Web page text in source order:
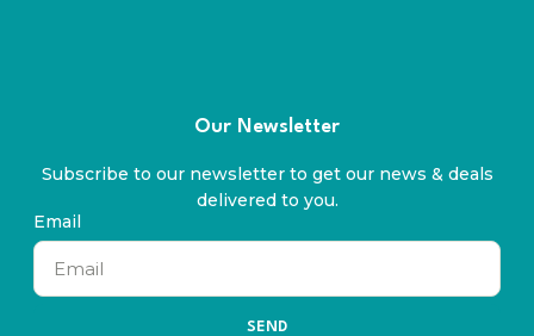
Our Newsletter
Subscribe to our newsletter to get our news & deals
delivered to you.
Email
SEND